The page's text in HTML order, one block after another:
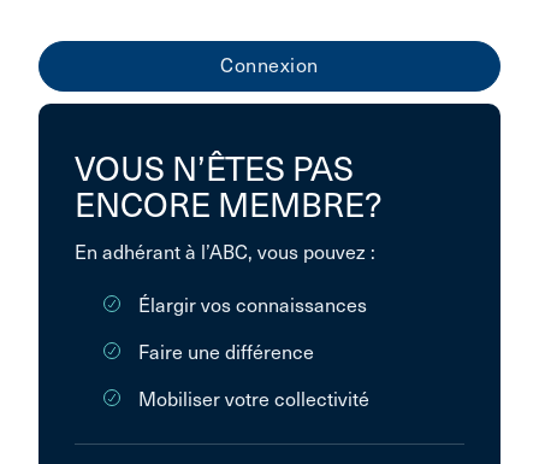
VOUS N’ÊTES PAS
ENCORE MEMBRE?
En adhérant à l’ABC, vous pouvez :
Élargir vos connaissances
Faire une différence
Mobiliser votre collectivité